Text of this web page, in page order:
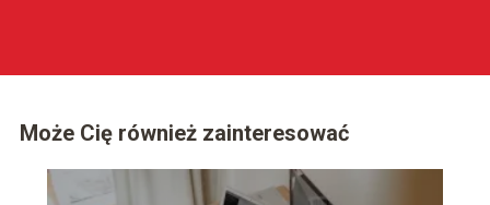
Może Cię również zainteresować